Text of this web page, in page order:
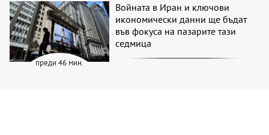
преди 46 мин.
Войната в Иран и ключови
икономически данни ще бъдат
във фокуса на пазарите тази
седмица